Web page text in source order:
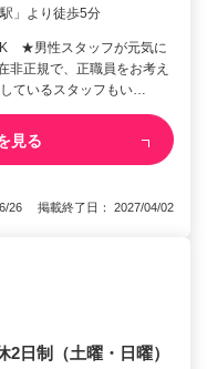
」より徒歩5分
★男性スタッフが元気に
正規で、正職員をお考え
ているスタッフもい…
見る
26 掲載終了日： 2027/04/02
日制（土曜・日曜）